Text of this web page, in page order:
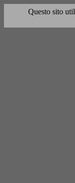
Questo sito